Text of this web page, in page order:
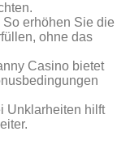
So erhöhen Sie die
ohne das
Casino bietet
Unklarheiten hilft